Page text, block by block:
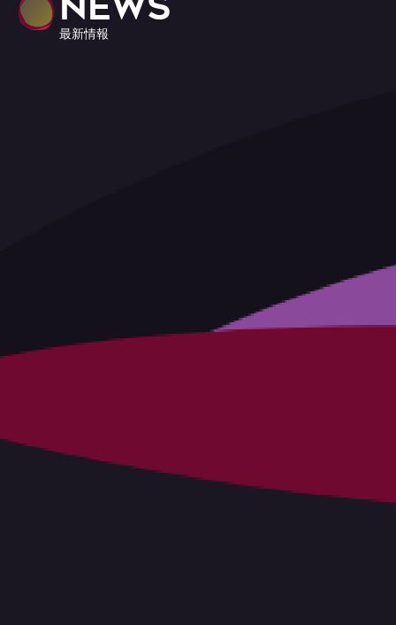
最新情報